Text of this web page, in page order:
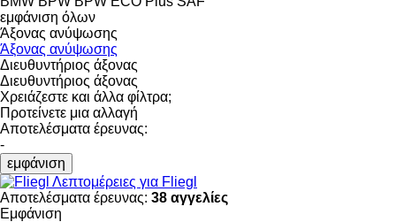
εμφάνιση όλων
Άξονας ανύψωσης
Άξονας ανύψωσης
Διευθυντήριος άξονας
Διευθυντήριος άξονας
Χρειάζεστε και άλλα φίλτρα;
Προτείνετε μια αλλαγή
Αποτελέσματα έρευνας:
-
εμφάνιση
Λεπτομέρειες για Fliegl
Αποτελέσματα έρευνας: 38 αγγελίες
Εμφάνιση